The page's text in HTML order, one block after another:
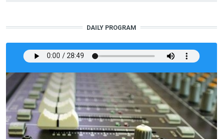
DAILY PROGRAM